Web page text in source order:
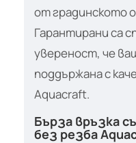
от градинското
Гарантирани са
увереност, че
поддържана с
Aquacraft.
Бърза връзка
без резба